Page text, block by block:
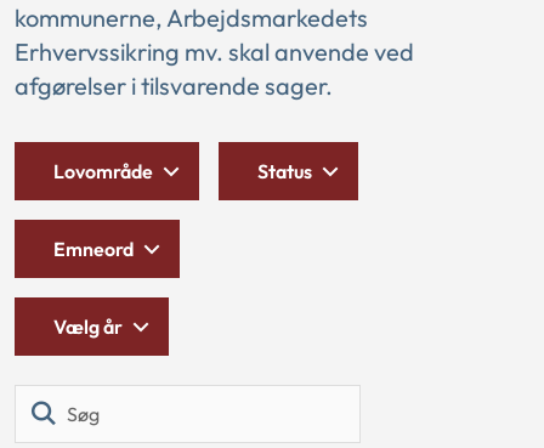
kommunerne, Arbejdsmarkedets
Erhvervssikring mv. skal anvende ved
afgørelser i tilsvarende sager.
Lovområde Status
Emneord
Vælg år